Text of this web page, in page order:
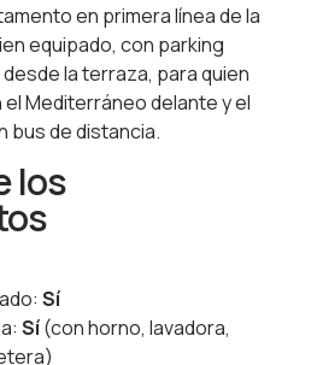
en primera línea de la
equipado, con parking
la terraza, para quien
Mediterráneo delante y el
bus de distancia.
los
Sí
Sí(con horno, lavadora,